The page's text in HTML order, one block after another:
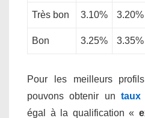
Très bon 3.10% 3.20%
Bon 3.25% 3.35%
Pour les meilleurs
pouvons obtenir un taux
égal à la qualification «